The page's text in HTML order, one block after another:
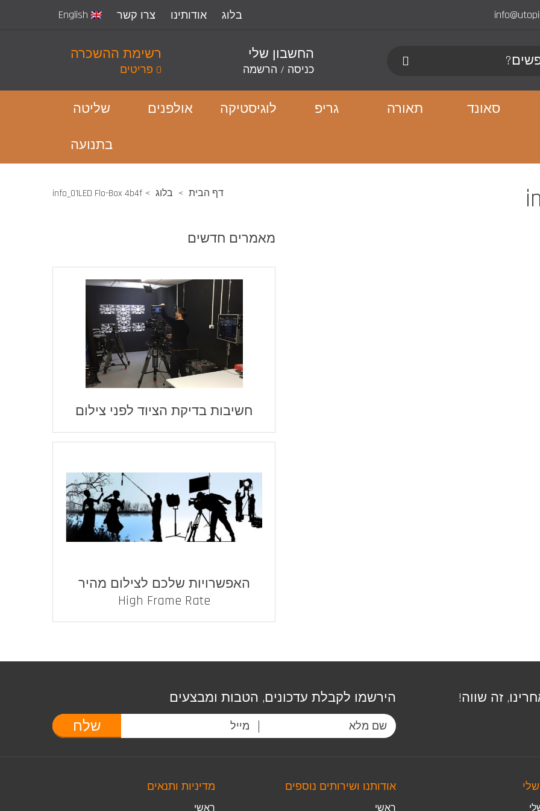
בלוג אודותינו צרו קשר English
החשבון שלי
כניסה / הרשמה
רשימת ההשכרה
0 פריטים
סאונד תאורה גריפ לוגיסטיקה אולפנים שליטה
בתנועה
דף הבית בלוג info_01LED Flo-Box 4b4f
מאמרים חדשים
חשיבות בדיקת הציוד לפני צילום
האפשרויות שלכם לצילום מהיר
High Frame Rate
זה שווה! הירשמו לקבלת עדכונים, הטבות ומבצעים
שלח
אודותנו ושירותים נוספים
ראשי
מדיניות ותנאים
ראשי